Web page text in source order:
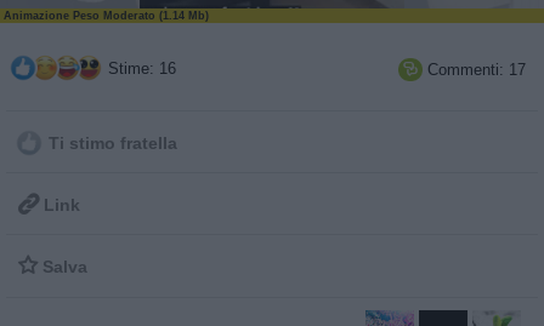
Animazione Peso Moderato (1.14 Mb)
Stime: 16  Commenti: 17
Ti stimo fratella
 Link
 Salva